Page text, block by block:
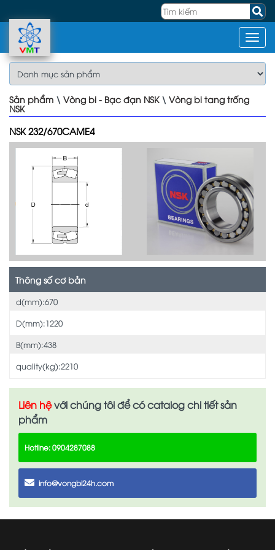
Sản phẩm \ Vòng bi - Bạc đạn NSK\ Vòng bi tang trống
NSK
NSK 232/670CAME4
Thông số cơ bản
d(mm):670
D(mm):1220
B(mm):438
quality(kg):2210
Liên hệvới chúng tôi để có catalog chi tiết sản
phẩm
Hotline: 0904287088
info@vongbi24h.com